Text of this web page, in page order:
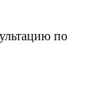
по